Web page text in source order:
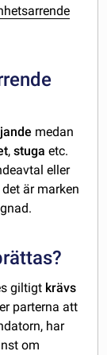
medan
,stuga etc.
eller
är marken
giltigt krävs
parterna att
har
om